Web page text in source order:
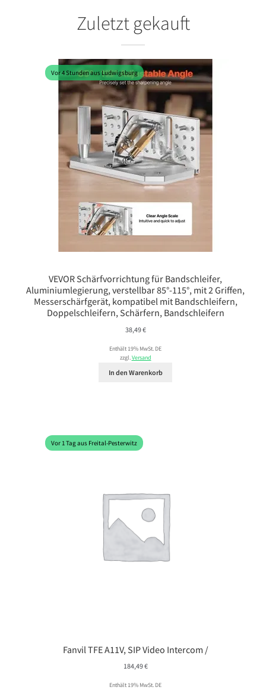
Zuletzt gekauft
Vor 4 Stunden aus Ludwigsburg
VEVOR Schärfvorrichtung für Bandschleifer,
Aluminiumlegierung, verstellbar 85°-115°, mit 2 Griffen,
Messerschärfgerät, kompatibel mit Bandschleifern,
Doppelschleifern, Schärfern, Bandschleifern
38,49€
Enthält 19% MwSt. DE
zzgl.Versand
In den Warenkorb
Vor 1 Tag aus Freital-Pesterwitz
Fanvil TFE A11V, SIP Video Intercom /
184,49€
Enthält 19% MwSt. DE